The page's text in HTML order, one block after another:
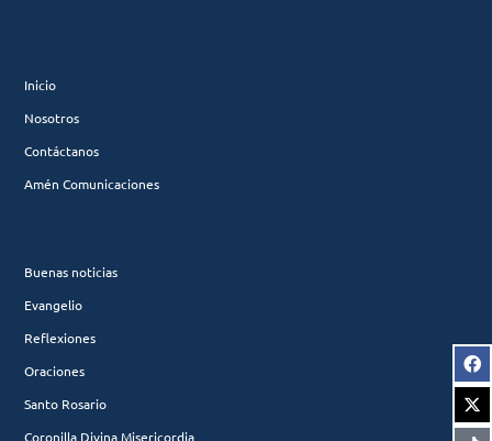
Inicio
Nosotros
Contáctanos
Amén Comunicaciones
Buenas noticias
Evangelio
Reflexiones
Oraciones
Santo Rosario
Coronilla Divina Misericordia